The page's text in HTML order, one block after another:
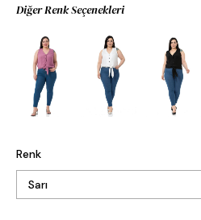
Diğer Renk Seçenekleri
Renk